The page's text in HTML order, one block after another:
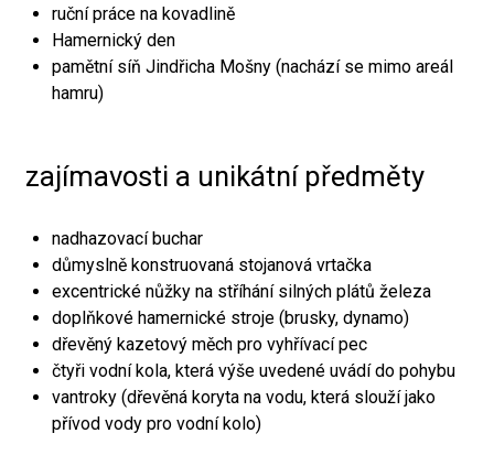
ruční práce na kovadlině
Hamernický den
pamětní síň Jindřicha Mošny (nachází se mimo areál
hamru)
zajímavosti a unikátní předměty
nadhazovací buchar
důmyslně konstruovaná stojanová vrtačka
excentrické nůžky na stříhání silných plátů železa
doplňkové hamernické stroje (brusky, dynamo)
dřevěný kazetový měch pro vyhřívací pec
čtyři vodní kola, která výše uvedené uvádí do pohybu
vantroky (dřevěná koryta na vodu, která slouží jako
přívod vody pro vodní kolo)